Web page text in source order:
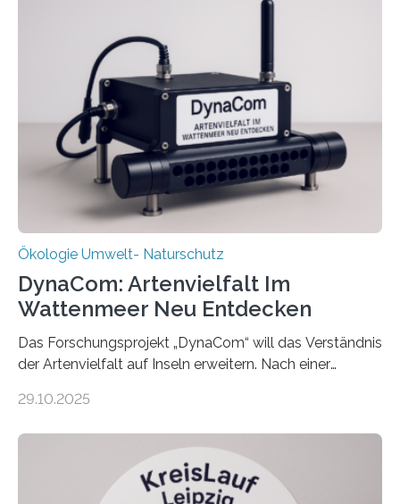
Ökologie Umwelt- Naturschutz
DynaCom: Artenvielfalt Im
Wattenmeer Neu Entdecken
Das Forschungsprojekt „DynaCom“ will das Verständnis
der Artenvielfalt auf Inseln erweitern. Nach einer
Beobachtungen im Wattenmeer ist nun eine große
Oldenburg befassen sich insbesondere damit, wie ein
Ökosystem gedeiht – und wie sich dieser Prozess
verlässlich prognostizieren lässt. Grünes Licht für
29.10.2025